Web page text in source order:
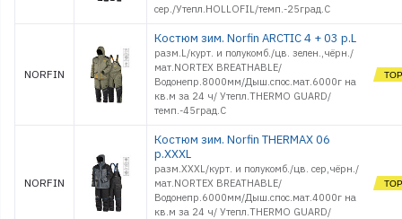
сер./Утепл.HOLLOFIL/темп.-25град.С
NORFIN
Костюм зим. Norfin ARCTIC 4 + 03 р.L
разм.L/курт. и полукомб./цв. зелен.,чёрн./
мат.NORTEX BREATHABLE/
Водонепр.8000мм/Дыш.спос.мат.6000г на
кв.м за 24 ч/ Утепл.THERMO GUARD/
темп.-45град.С
NORFIN
Костюм зим. Norfin THERMAX 06
р.XXXL
разм.XXXL/курт. и полукомб./цв. сер,чёрн./
мат.NORTEX BREATHABLE/
Водонепр.6000мм/Дыш.спос.мат.4000г на
кв.м за 24 ч/ Утепл.THERMO GUARD/